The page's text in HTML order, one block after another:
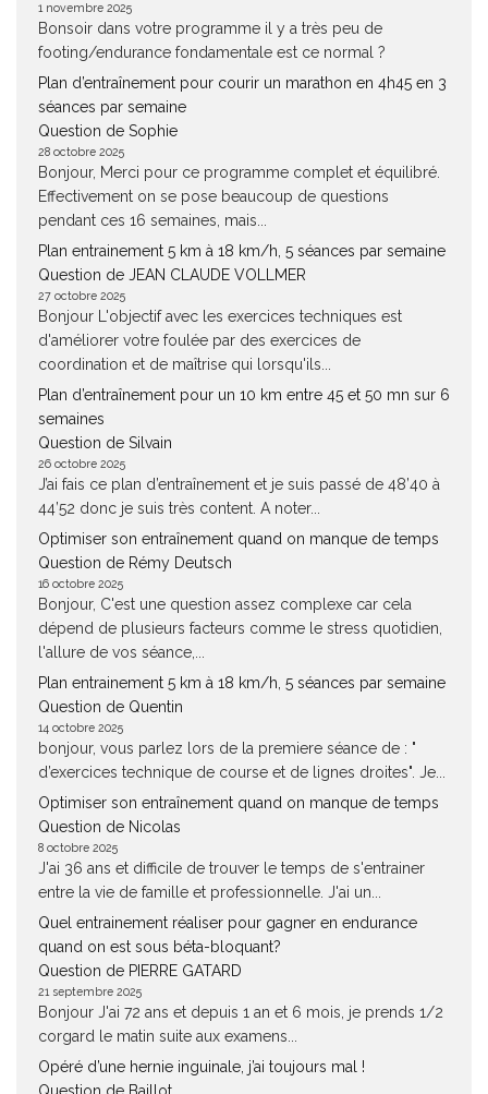
1 novembre 2025
Bonsoir dans votre programme il y a très peu de
footing/endurance fondamentale est ce normal ?
Plan d’entraînement pour courir un marathon en 4h45 en 3
séances par semaine
Question de Sophie
28 octobre 2025
Bonjour, Merci pour ce programme complet et équilibré.
Effectivement on se pose beaucoup de questions
pendant ces 16 semaines, mais...
Plan entrainement 5 km à 18 km/h, 5 séances par semaine
Question de JEAN CLAUDE VOLLMER
27 octobre 2025
Bonjour L'objectif avec les exercices techniques est
d'améliorer votre foulée par des exercices de
coordination et de maîtrise qui lorsqu'ils...
Plan d’entraînement pour un 10 km entre 45 et 50 mn sur 6
semaines
Question de Silvain
26 octobre 2025
J’ai fais ce plan d’entraînement et je suis passé de 48’40 à
44’52 donc je suis très content. A noter...
Optimiser son entraînement quand on manque de temps
Question de Rémy Deutsch
16 octobre 2025
Bonjour, C'est une question assez complexe car cela
dépend de plusieurs facteurs comme le stress quotidien,
l'allure de vos séance,...
Plan entrainement 5 km à 18 km/h, 5 séances par semaine
Question de Quentin
14 octobre 2025
bonjour, vous parlez lors de la premiere séance de : "
d’exercices technique de course et de lignes droites". Je...
Optimiser son entraînement quand on manque de temps
Question de Nicolas
8 octobre 2025
J'ai 36 ans et difficile de trouver le temps de s'entrainer
entre la vie de famille et professionnelle. J'ai un...
Quel entrainement réaliser pour gagner en endurance
quand on est sous béta-bloquant?
Question de PIERRE GATARD
21 septembre 2025
Bonjour J'ai 72 ans et depuis 1 an et 6 mois, je prends 1/2
corgard le matin suite aux examens...
Opéré d’une hernie inguinale, j’ai toujours mal !